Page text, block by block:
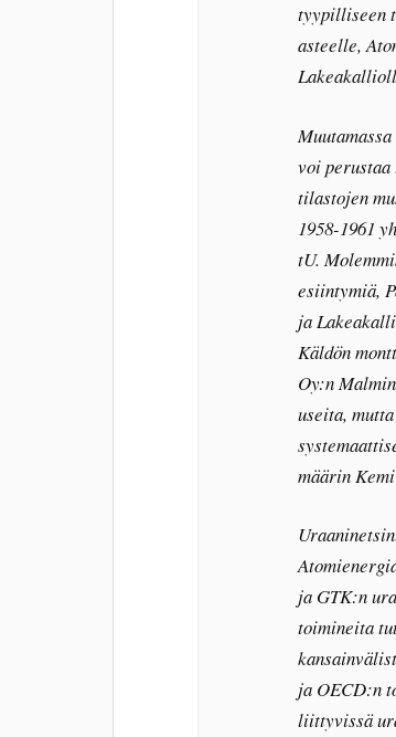
tyypilliseen
asteelle,
voi
tilastojen
1958-1961
tU.
esiintymiä,
ja
Käldön
Oy:n
useita,
määrin
ja GTK:n
toimineita
ja OECD:n
liittyvissä